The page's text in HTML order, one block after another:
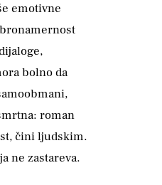
emotivne
bolno da
roman
čini ljudskim.
ne zastareva.